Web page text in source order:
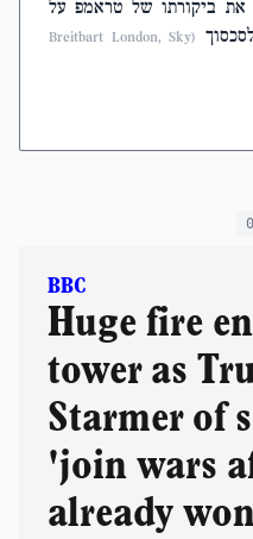
את ביקורתו של טראמפ על
(Breitbart London, Sky
BBC
Huge fire
tower as
Starmer of
'join wars
already